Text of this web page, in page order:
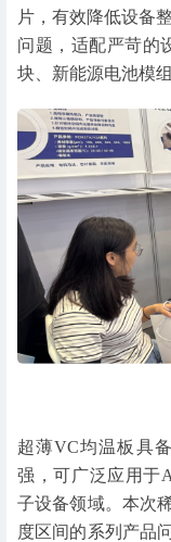
片，有效降低设备
问题，适配严苛的
块、新能源电池模
超薄VC均温板具
强，可广泛应用于
子设备领域。本次
度区间的系列产品